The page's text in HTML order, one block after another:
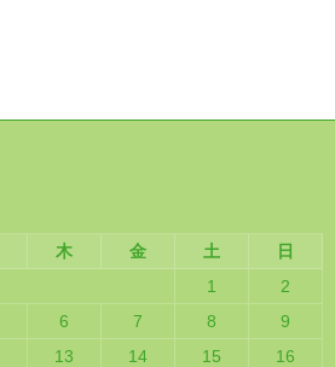
木 金 土
日
1
2
6 7 8
9
13 14 15
16